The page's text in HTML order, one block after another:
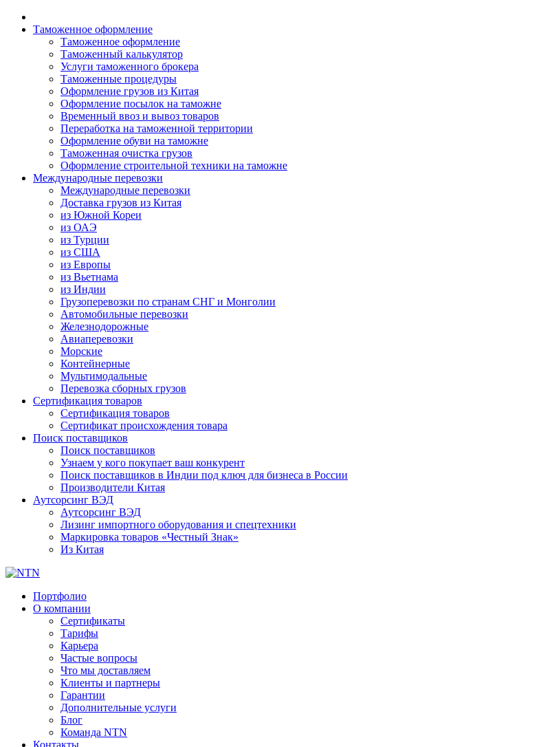
Таможенное оформление
Таможенное оформление
Таможенный калькулятор
Услуги таможенного брокера
Таможенные процедуры
Оформление грузов из Китая
Оформление посылок на таможне
Временный ввоз и вывоз товаров
Переработка на таможенной территории
Оформление обуви на таможне
Таможенная очистка грузов
Оформление строительной техники на таможне
Международные перевозки
Международные перевозки
Доставка грузов из Китая
из Южной Кореи
из ОАЭ
из Турции
из США
из Европы
из Вьетнама
из Индии
Грузоперевозки по странам СНГ и Монголии
Автомобильные перевозки
Железнодорожные
Авиаперевозки
Морские
Контейнерные
Мультимодальные
Перевозка сборных грузов
Сертификация товаров
Сертификация товаров
Сертификат происхождения товара
Поиск поставщиков
Поиск поставщиков
Узнаем у кого покупает ваш конкурент
Поиск поставщиков в Индии под ключ для бизнеса в России
Производители Китая
Аутсорсинг ВЭД
Аутсорсинг ВЭД
Лизинг импортного оборудования и спецтехники
Маркировка товаров «Честный Знак»
Из Китая
Портфолио
О компании
Сертификаты
Тарифы
Карьера
Частые вопросы
Что мы доставляем
Клиенты и партнеры
Гарантии
Дополнительные услуги
Блог
Команда NTN
Контакты